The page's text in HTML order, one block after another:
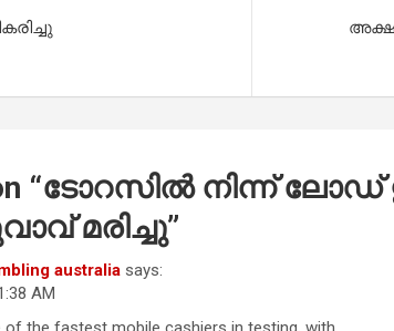
“ടോറസിൽ നിന്ന് ലോഡ്
മരിച്ചു”
australia says:
AM